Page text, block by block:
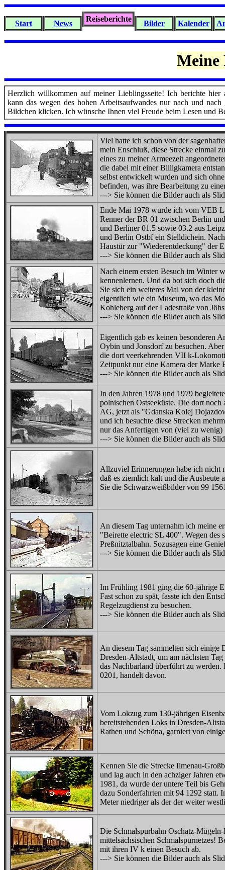
Start News
Reiseberichte
Bilder Kalender
Meine
Herzlich willkommen auf meiner Lieblingsseite! Ich berichte hier
kann das wegen des hohen Arbeitsaufwandes nur nach und
Bildchen klicken. Ich wünsche Ihnen viel Freude beim Lesen und
Viel hatte ich schon von der
mein Enschluß, diese Strecke einmal
eines zu meiner Armeezeit
die dabei mit einer Billigkamera
selbst entwickelt wurden und sich
befinden, was ihre Bearbeitung zu
---> Sie können die Bilder auch als
Ende Mai 1978 wurde ich vom VEB
Renner der BR 01 zwischen Berlin
und Berliner 01.5 sowie 03.2 aus
und Berlin Ostbf ein Stelldichein.
Haustür zur "Wiederentdeckung" der
---> Sie können die Bilder auch als
Nach einem ersten Besuch im Winter
kennenlernen. Und da bot sich doch
Sie sich ein weiteres Mal von der
eigentlich wie ein Museum, wo das
Kohleberg auf der Ladestraße von
---> Sie können die Bilder auch als
Eigentlich gab es keinen besonderen
Oybin und Jonsdorf zu besuchen.
die dort veerkehrenden VII k-
Zeitpunkt nur eine Kamera der Marke
---> Sie können die Bilder auch als
In den Jahren 1978 und 1979
polnischen Ostseeküste. Die dort
AG, jetzt als "Gdanska Kolej
und ich besuchte diese Strecken
nur das Anfertigen von (viel zu
---> Sie können die Bilder auch als
Allzuviel Erinnerungen habe ich nicht
daß es ziemlich kalt und die Ausbeute
Sie die Schwarzweißbilder von 99
An diesem Tag unternahm ich meine
"Beirette electric SL 400". Wegen des
Preßnitztalbahn. Sozusagen eine
---> Sie können die Bilder auch als
Im Frühling 1981 ging die 60-jährige
Fast schon zu spät, fasste ich den
Regelzugdienst zu besuchen.
---> Sie können die Bilder auch als
An diesem Tag sammelten sich
Dresden-Altstadt, um am nächsten
das Nachbarland überführt zu
0201, handelt davon.
Vom Lokzug zum 130-jährigen
bereitstehenden Loks in Dresden-
Rathen und Schöna, garniert von
Kennen Sie die Strecke Ilmenau-
und lag auch in den achziger Jahren
1981, da wurde der untere Teil bis
dazu Sonderfahrten mit 94 1292 statt.
Meter niedriger als der der weiter
Die Schmalspurbahn Oschatz-
mittelsächsischen Schmalspurnetzes!
mit ihren IV k einen Besuch ab.
---> Sie können die Bilder auch als